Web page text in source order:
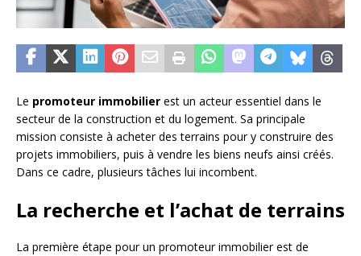
Le promoteur immobilier est un acteur essentiel dans le
secteur de la construction et du logement. Sa principale
mission consiste à acheter des terrains pour y construire des
projets immobiliers, puis à vendre les biens neufs ainsi créés.
Dans ce cadre, plusieurs tâches lui incombent.
La recherche et l’achat de terrains
La première étape pour un promoteur immobilier est de